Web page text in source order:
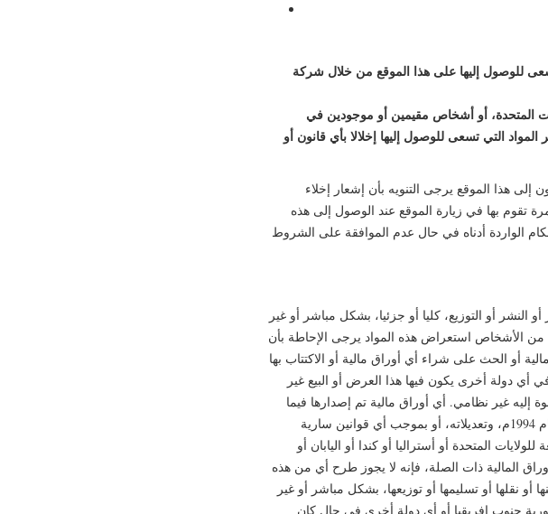
للوصول إليها على هذا الموقع من خلال شركة
المتحدة، أو أشخاص مقيمين أو موجودين في
التي تسعى للوصول إليها إخلالا بأي قانون أو
هذا الموقع يرجى التنويه بأن إشعار إخلاء
تقوم بها في زيارة الموقع عند الوصول إلى هذه
الواردة أدناه في حال عدم الموافقة على الشروط
النشر أو التوزيع، كليا أو جزئيا، بشكل مباشر أو غير
الأشخاص استعراض هذه المواد يرجى الإحاطة بأن
أو الحث على شراء أي أوراق مالية أو الاكتتاب بها
في أي دولة أخرى يكون فيها هذا العرض أو البيع غير
غير نظامي. أي أوراق مالية تم إصدارها فيما
يتعلق بأي طرح لم ولن يتم تسجيلها بموجب قانون الأوراق المالية الأمريكي لعام 1994م، وتعديلاته، أو بموجب أي قوانين سارية
المتحدة أو أستراليا أو كندا أو اليابان أو
المالية ذات الصلة، فإنه لا يجوز طرح أي من هذه
أو نقلها أو تسليمها أو توزيعها، بشكل مباشر أو غير